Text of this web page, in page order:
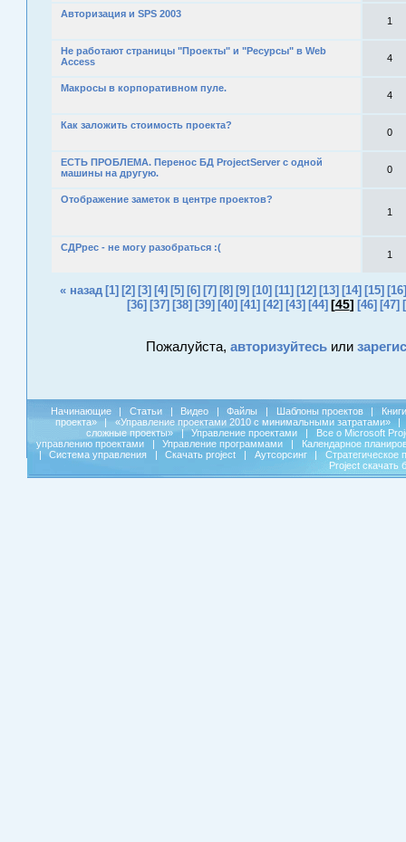
Авторизация и SPS 2003
1
Не работают страницы "Проекты" и "Ресурсы" в Web
Access
4
Макросы в корпоративном пуле.
4
Как заложить стоимость проекта?
0
ЕСТЬ ПРОБЛЕМА. Перенос БД ProjectServer с одной
машины на другую.
0
Отображение заметок в центре проектов?
1
СДРрес - не могу разобраться :(
1
« назад [1] [2] [3] [4] [5] [6] [7] [8] [9] [10] [11] [12] [13] [14] [15] [16]
[36] [37] [38] [39] [40] [41] [42] [43] [44] [45] [46] [47]
Пожалуйста, авторизуйтесьили
Начинающие | Статьи | Видео | Файлы | Шаблоны проектов |
Книги
проекта»
| «Управление проектами 2010 с минимальными затратами»
|
сложные проекты»
| Управление проектами |
Все о Microsoft
управлению проектами
| Управление программами |
Календарное
|
Система управления | Скачать project | Аутсорсинг |
Стратегическое
Project скачать